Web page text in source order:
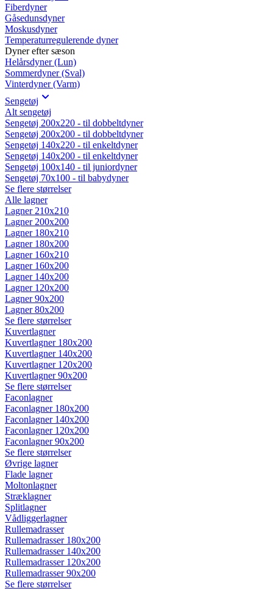
Fiberdyner
Gåsedunsdyner
Moskusdyner
Temperaturregulerende dyner
Dyner efter sæson
Helårsdyner (Lun)
Sommerdyner (Sval)
Vinterdyner (Varm)
Sengetøj
Alt sengetøj
Sengetøj 200x220 - til dobbeltdyner
Sengetøj 200x200 - til dobbeltdyner
Sengetøj 140x220 - til enkeltdyner
Sengetøj 140x200 - til enkeltdyner
Sengetøj 100x140 - til juniordyner
Sengetøj 70x100 - til babydyner
Se flere størrelser
Alle lagner
Lagner 210x210
Lagner 200x200
Lagner 180x210
Lagner 180x200
Lagner 160x210
Lagner 160x200
Lagner 140x200
Lagner 120x200
Lagner 90x200
Lagner 80x200
Se flere størrelser
Kuvertlagner
Kuvertlagner 180x200
Kuvertlagner 140x200
Kuvertlagner 120x200
Kuvertlagner 90x200
Se flere størrelser
Faconlagner
Faconlagner 180x200
Faconlagner 140x200
Faconlagner 120x200
Faconlagner 90x200
Se flere størrelser
Øvrige lagner
Flade lagner
Moltonlagner
Stræklagner
Splitlagner
Vådliggerlagner
Rullemadrasser
Rullemadrasser 180x200
Rullemadrasser 140x200
Rullemadrasser 120x200
Rullemadrasser 90x200
Se flere størrelser